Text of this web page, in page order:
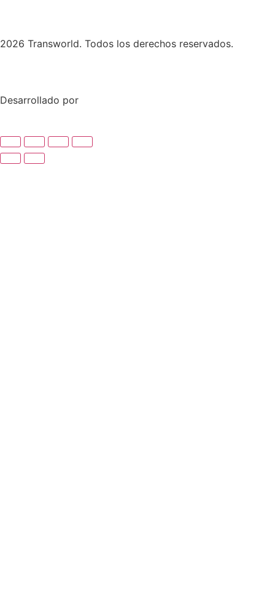
2026 Transworld. Todos los derechos reservados.
Desarrollado por